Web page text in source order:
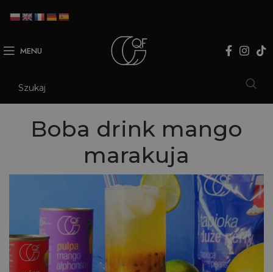
MENU
Boba drink mango
marakuja